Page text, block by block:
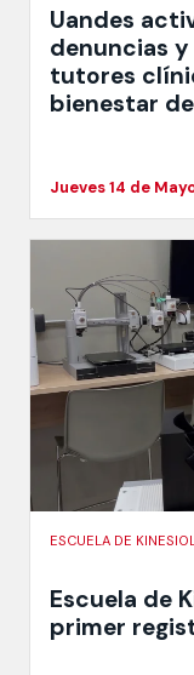
Uandes
denuncias
tutores
bienestar
Jueves 14 de
ESCUELA DE
Escuela de
primer